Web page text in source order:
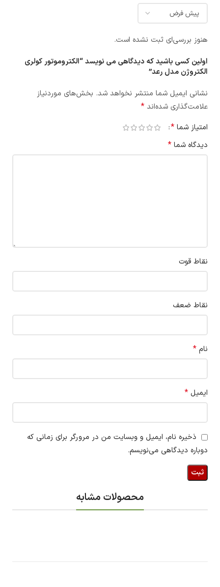
هنوز بررسی‌ای ثبت نشده است.
اولین کسی باشید که دیدگاهی می نویسد “الکتروموتور کولری
الکتروژن مدل رعد”
نشانی ایمیل شما منتشر نخواهد شد. بخش‌های موردنیاز
علامت‌گذاری شده‌اند *
امتیاز شما *
دیدگاه شما *
نقاط قوت
نقاط ضعف
نام *
ایمیل *
ذخیره نام، ایمیل و وبسایت من در مرورگر برای زمانی که
دوباره دیدگاهی می‌نویسم.
محصولات مشابه